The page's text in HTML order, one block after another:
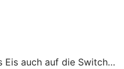
Eis auch auf die Switch…